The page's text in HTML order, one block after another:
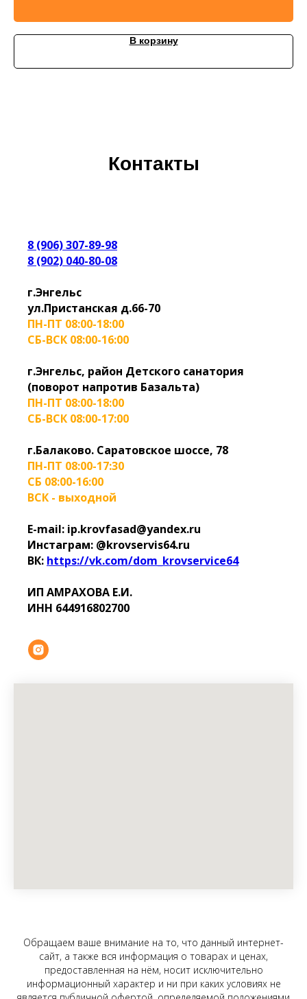
В корзину
Контакты
8 (906) 307-89-98
8 (902) 040-80-08
г.Энгельс
ул.Пристанская д.66-70
ПН-ПТ 08:00-18:00
СБ-ВСК 08:00-16:00
г.Энгельс, район Детского санатория
(поворот напротив Базальта)
ПН-ПТ 08:00-18:00
СБ-ВСК 08:00-17:00
г.Балаково. Саратовское шоссе, 78
ПН-ПТ 08:00-17:30
СБ 08:00-16:00
ВСК - выходной
E-mail: ip.krovfasad@yandex.ru
Инстаграм: @krovservis64.ru
ВК: https://vk.com/dom_krovservice64
ИП АМРАХОВА Е.И.
ИНН 644916802700
Обращаем ваше внимание на то, что данный интернет-
сайт, а также вся информация о товарах и ценах,
предоставленная на нём, носит исключительно
информационный характер и ни при каких условиях не